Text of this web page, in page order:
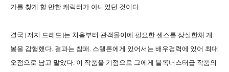
가를 찾게 할 만한 캐릭터가 아니었던 것이다.
결국 [저지 드레드]는 처음부터 관객몰이에 필요한 센스를 상실한채 개
봉을 감행했다. 결과는 참패. 스탤론에게 있어서는 배우경력에 있어 최대
오점으로 남고 말았다. 이 작품을 기점으로 그에게 블록버스터급 작품의